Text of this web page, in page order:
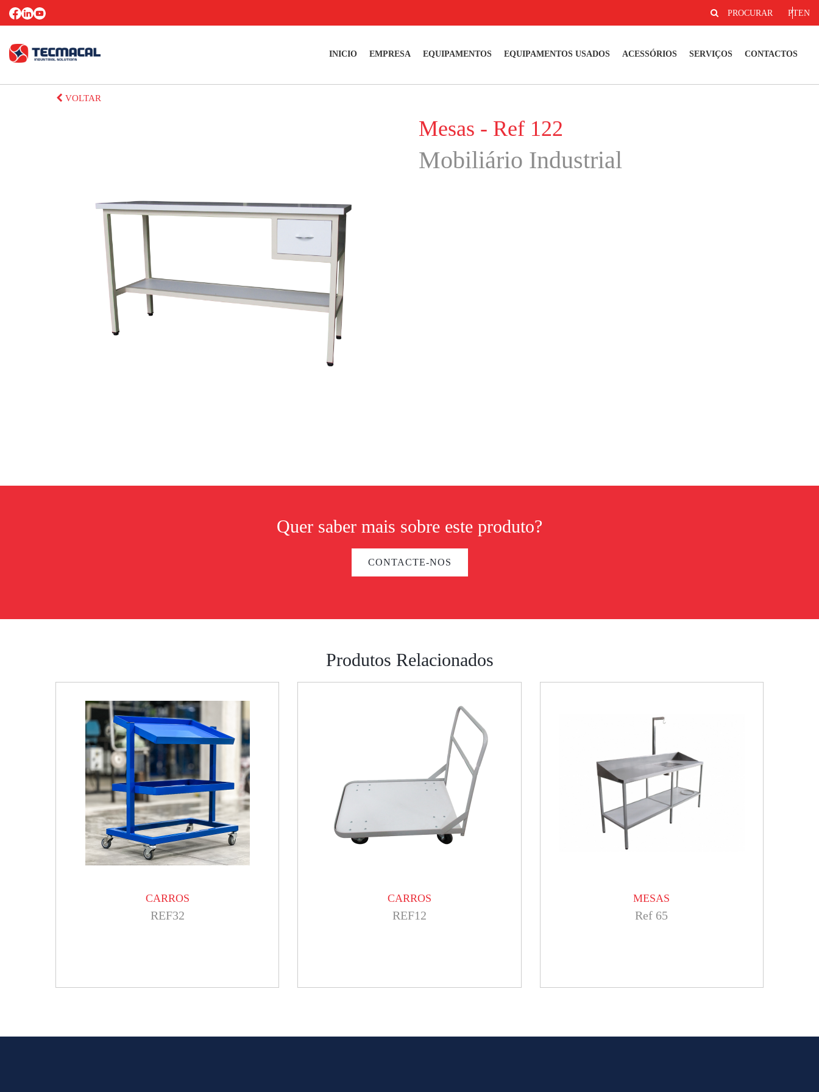
EN
PT
PROCURAR
INICIO EMPRESA EQUIPAMENTOS EQUIPAMENTOS USADOS ACESSÓRIOS SERVIÇOS CONTACTOS
VOLTAR
Mesas - Ref 122
Mobiliário Industrial
Quer saber mais sobre este produto?
CONTACTE-NOS
Produtos Relacionados
CARROS
REF32
CARROS
REF12
MESAS
Ref 65